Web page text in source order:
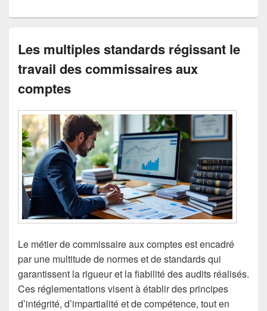
Les multiples standards régissant le
travail des commissaires aux
comptes
Le métier de commissaire aux comptes est encadré
par une multitude de normes et de standards qui
garantissent la rigueur et la fiabilité des audits réalisés.
Ces réglementations visent à établir des principes
d’intégrité, d’impartialité et de compétence, tout en